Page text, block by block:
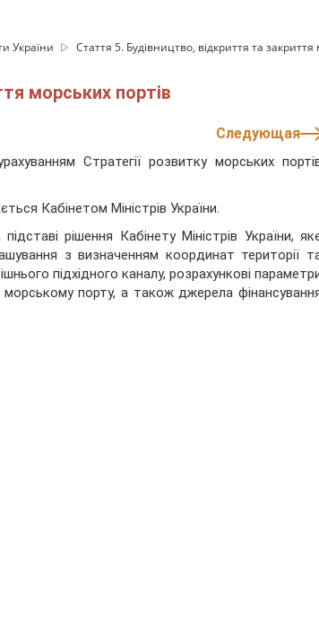
України Стаття 5. Будівництво, відкриття та закриття
морських портів
Следующая
Стратегії розвитку морських
Кабінетом Міністрів України.
рішення Кабінету Міністрів України,
з визначенням координат території
підхідного каналу, розрахункові
порту, а також джерела